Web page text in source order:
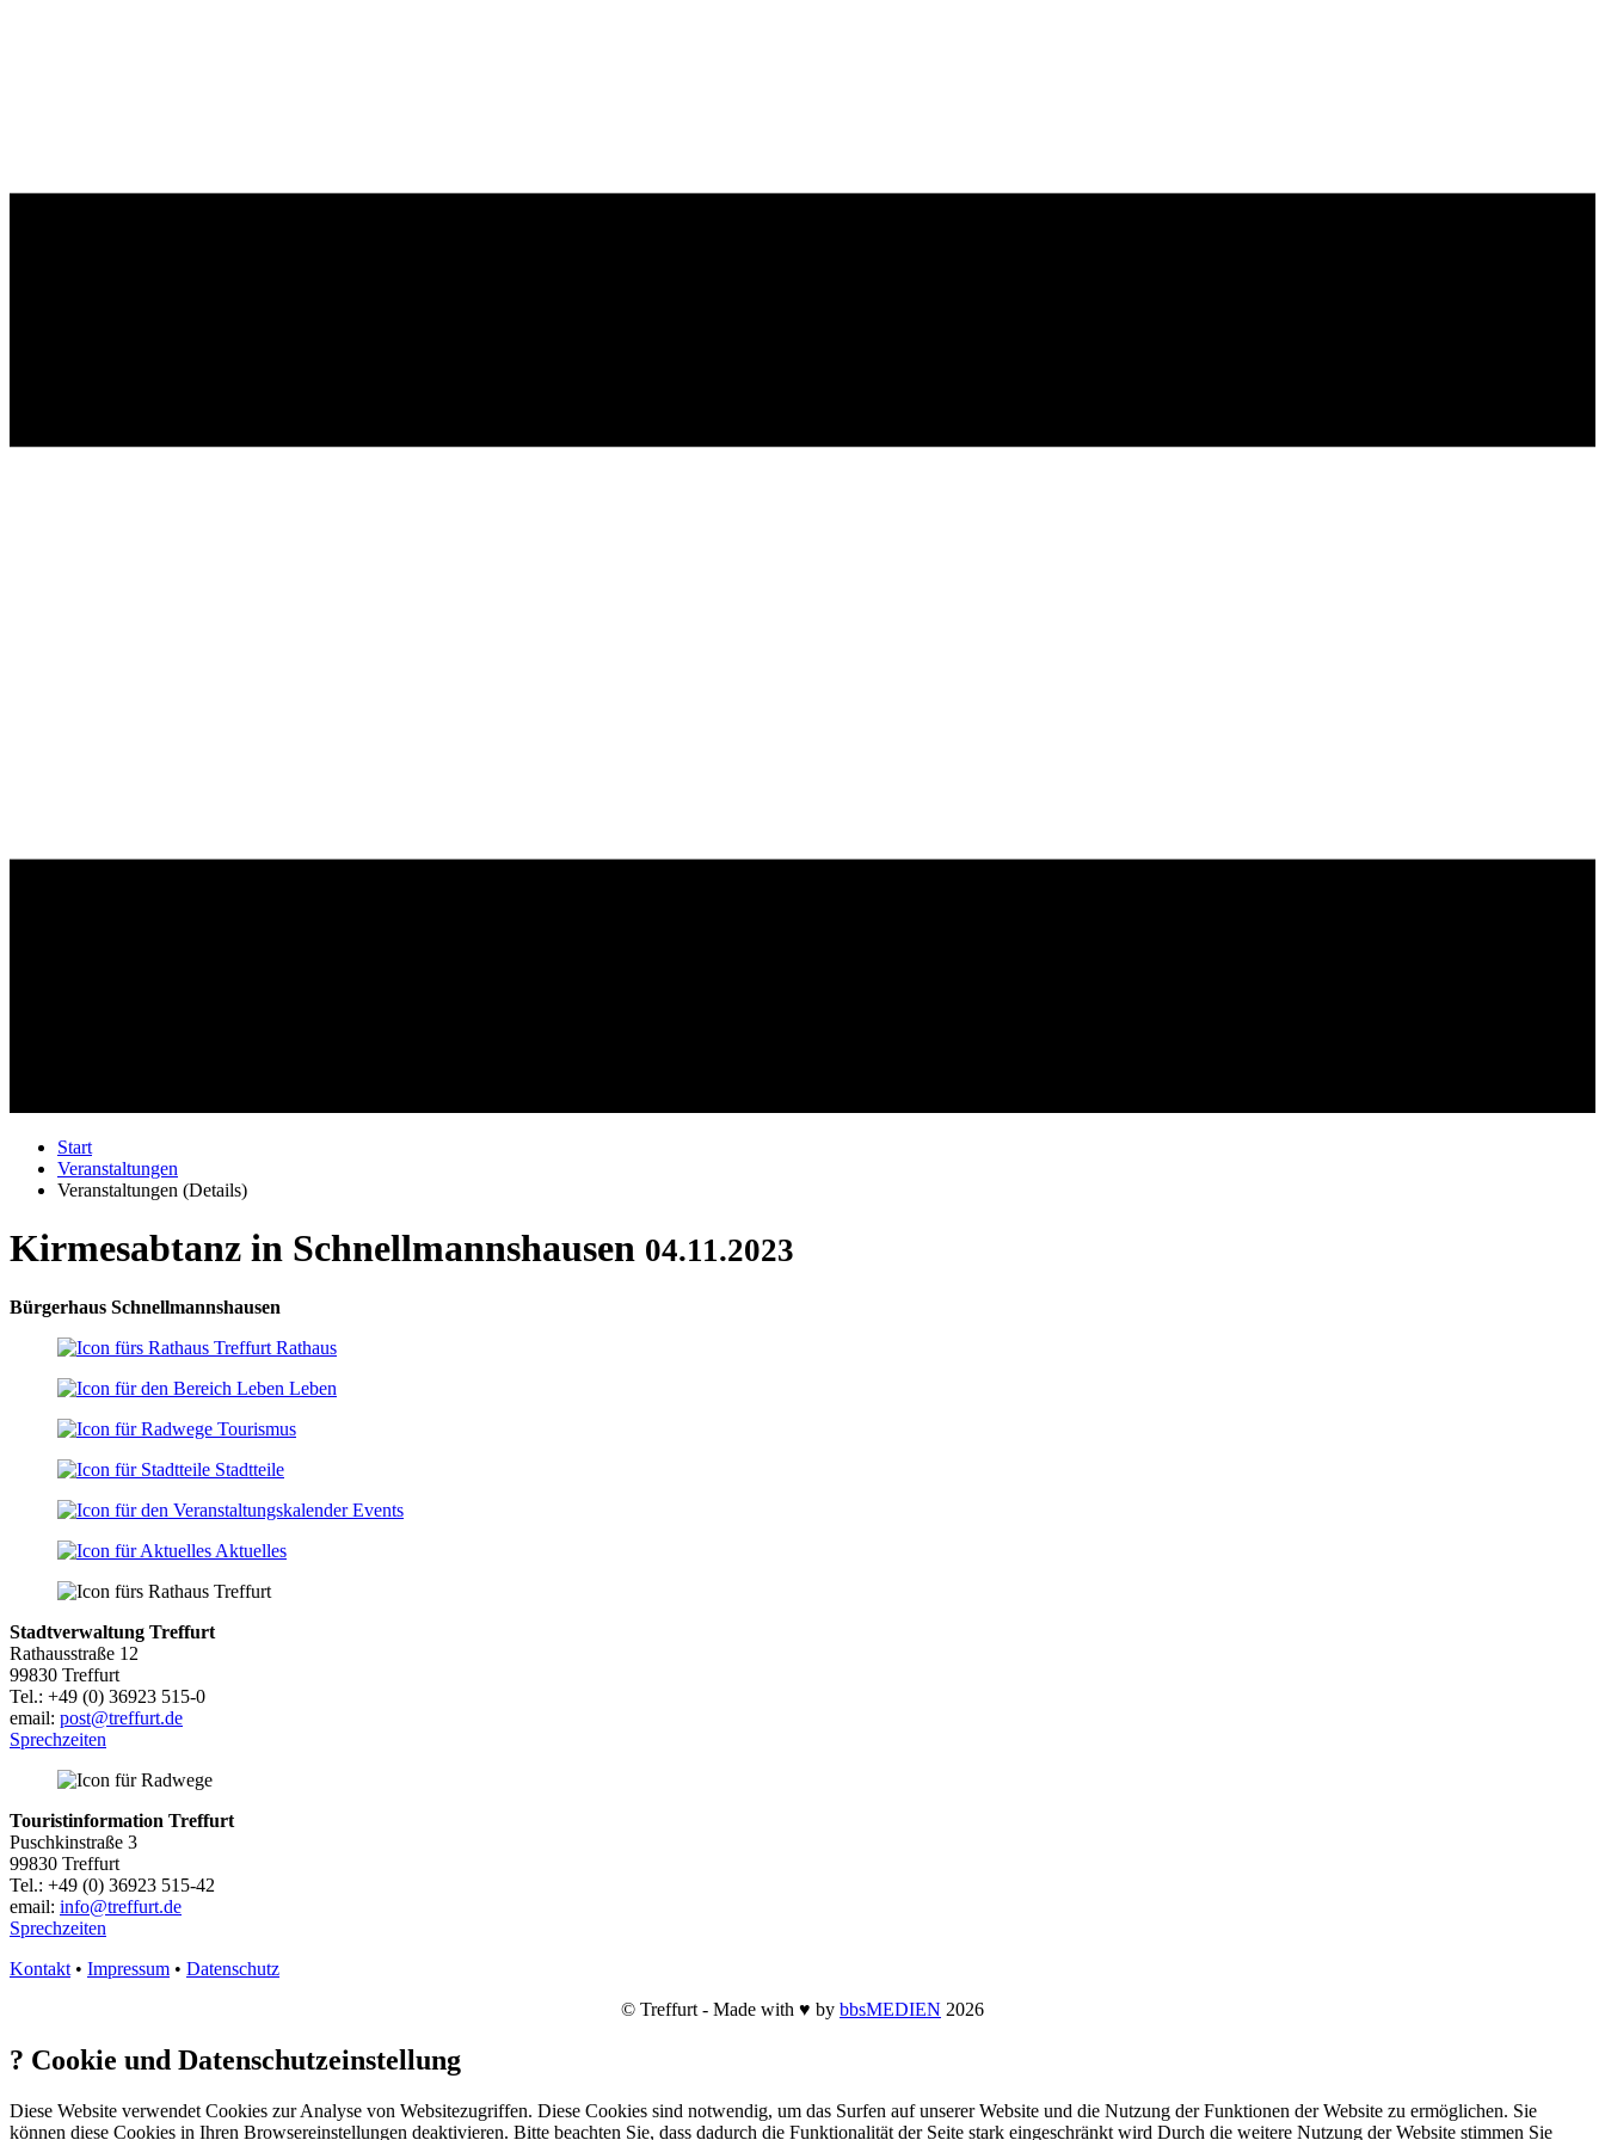
Start
Veranstaltungen
Veranstaltungen (Details)
Kirmesabtanz in Schnellmannshausen 04.11.2023
Bürgerhaus Schnellmannshausen
Rathaus
Leben
Tourismus
Stadtteile
Events
Aktuelles
Stadtverwaltung Treffurt
Rathausstraße 12
99830 Treffurt
Tel.: +49 (0) 36923 515-0
email: post@treffurt.de
Sprechzeiten
Touristinformation Treffurt
Puschkinstraße 3
99830 Treffurt
Tel.: +49 (0) 36923 515-42
email: info@treffurt.de
Sprechzeiten
Kontakt • Impressum • Datenschutz
© Treffurt - Made with ♥ by bbsMEDIEN 2026
? Cookie und Datenschutzeinstellung
Diese Website verwendet Cookies zur Analyse von Websitezugriffen. Diese Cookies sind notwendig, um das Surfen auf unserer Website und die Nutzung der Funktionen der Website zu ermöglichen. Sie
können diese Cookies in Ihren Browsereinstellungen deaktivieren. Bitte beachten Sie, dass dadurch die Funktionalität der Seite stark eingeschränkt wird Durch die weitere Nutzung der Website stimmen Sie